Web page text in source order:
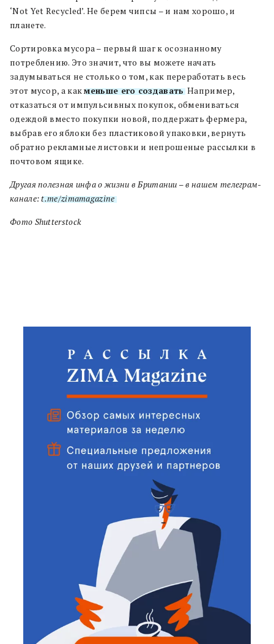
‘Not Yet Recycled’. Не берем чипсы – и нам хорошо, и
планете.
Сортировка мусора – первый шаг к осознанному
потреблению. Это значит, что вы можете начать
задумываться не столько о том, как переработать весь
этот мусор, а какменьше его создавать. Например,
отказаться от импульсивных покупок, обмениваться
одеждой вместо покупки новой, поддержать фермера,
выбрав его яблоки без пластиковой упаковки, вернуть
обратно рекламные листовки и непрошеные рассылки в
почтовом ящике.
Другая полезная инфа о жизни в Британии – в нашем телеграм-
канале:t.me/zimamagazine
Фото Shutterstock